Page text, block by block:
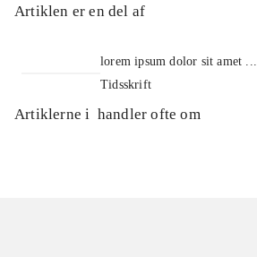
Artiklen er en del af
lorem ipsum dolor sit amet ...
Tidsskrift
Artiklerne i handler ofte om